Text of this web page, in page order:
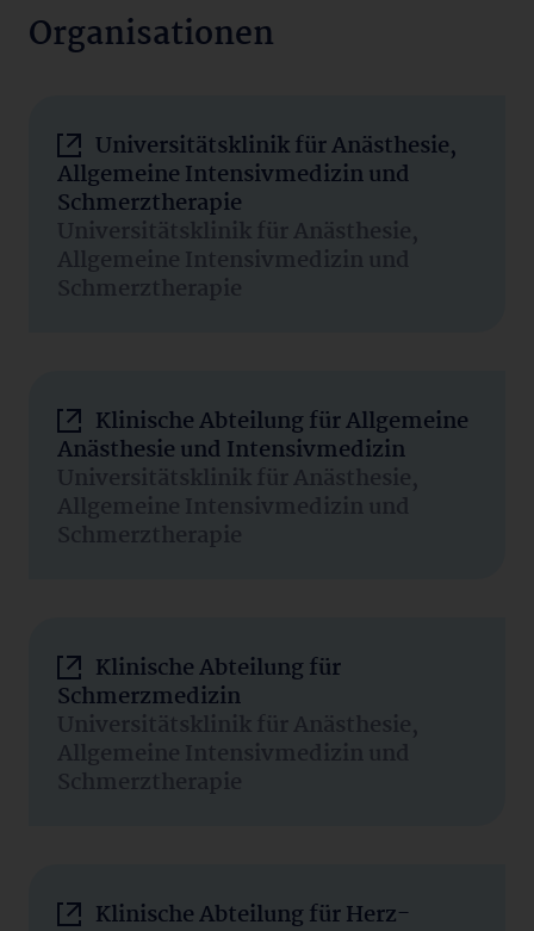
Organisationen
Universitätsklinik für Anästhesie,
Allgemeine Intensivmedizin und
Schmerztherapie
Universitätsklinik für Anästhesie,
Allgemeine Intensivmedizin und
Schmerztherapie
Klinische Abteilung für Allgemeine
Anästhesie und Intensivmedizin
Universitätsklinik für Anästhesie,
Allgemeine Intensivmedizin und
Schmerztherapie
Klinische Abteilung für
Schmerzmedizin
Universitätsklinik für Anästhesie,
Allgemeine Intensivmedizin und
Schmerztherapie
Klinische Abteilung für Herz-